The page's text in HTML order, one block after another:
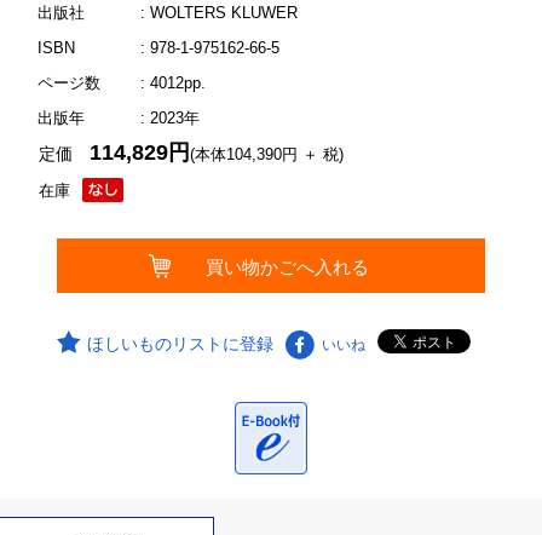
出版社
: WOLTERS KLUWER
ISBN
: 978-1-975162-66-5
ページ数
: 4012pp.
出版年
: 2023年
在庫
定価 114,829円(本体104,390円 ＋ 税)
ほしいものリストに登録 いいね